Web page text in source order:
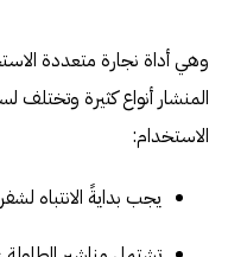
وهي أداة نجارة متعددة
المنشار أنواع كثيرة
الاستخدام:
يجب بدايةً الانتباه